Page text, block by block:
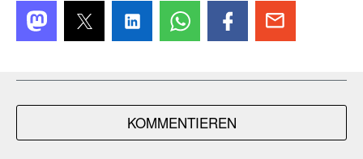
KOMMENTIEREN